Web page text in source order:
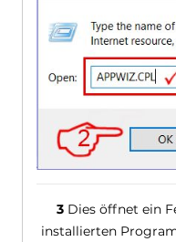
3Dies öffnet ein
installierten